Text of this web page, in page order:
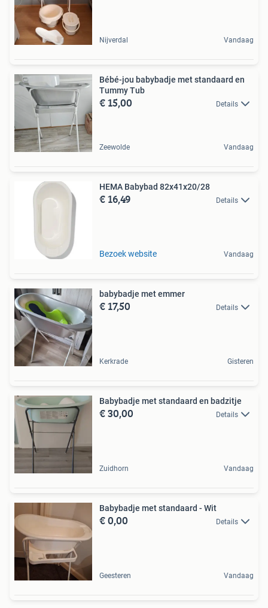
Nijverdal Vandaag
Bébé-jou babybadje met standaard en
Tummy Tub
€ 15,00 Details
Zeewolde Vandaag
HEMA Babybad 82x41x20/28
€ 16,49 Details
Bezoek website Vandaag
babybadje met emmer
€ 17,50 Details
Kerkrade Gisteren
Babybadje met standaard en badzitje
€ 30,00 Details
Zuidhorn Vandaag
Babybadje met standaard - Wit
€ 0,00 Details
Geesteren Vandaag